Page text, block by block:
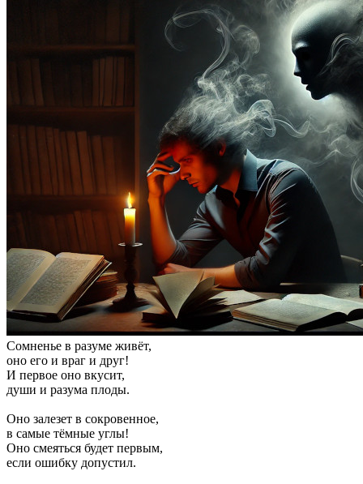
Сомненье в разуме живёт,
оно его и враг и друг!
И первое оно вкусит,
души и разума плоды.
Оно залезет в сокровенное,
в самые тёмные углы!
Оно смеяться будет первым,
если ошибку допустил.